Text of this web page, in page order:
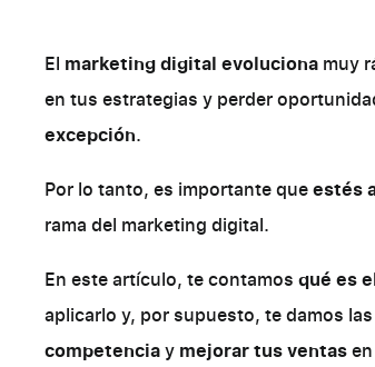
El marketing digital evoluciona muy
en tus estrategias y perder
excepción.
Por lo tanto, es importante queestés
rama del marketing digital.
En este artículo, te contamos qué es
aplicarlo y, por supuesto, te damos las
competenciay mejorar tus ventas